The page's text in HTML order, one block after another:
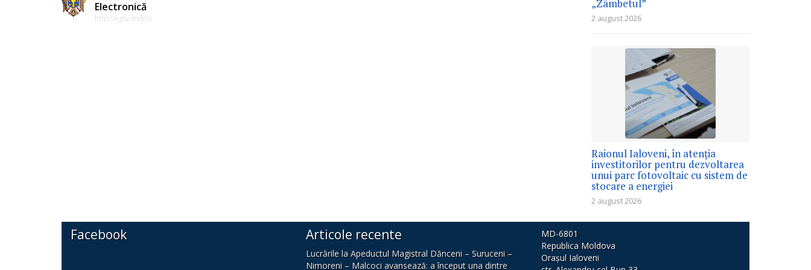
Electronică
http://egov.md/ro
„Zâmbetul”
2 august 2026
Raionul Ialoveni, în atenția
investitorilor pentru dezvoltarea
unui parc fotovoltaic cu sistem de
stocare a energiei
2 august 2026
Facebook Articole recente
Lucrările la Apeductul Magistral Dănceni – Suruceni –
Nimoreni – Malcoci avansează: a început una dintre
MD-6801
Republica Moldova
Orașul Ialoveni